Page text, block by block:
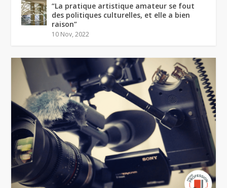
“La pratique artistique amateur se fout
des politiques culturelles, et elle a bien
raison”
10 Nov, 2022